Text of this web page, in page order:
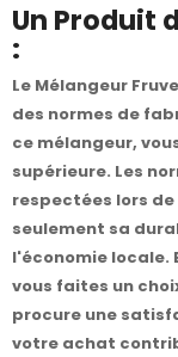
Un Produit
:
Le Mélangeur
des normes de
ce mélangeur,
supérieure. Les
respectées lors
seulement sa
l'économie locale.
vous faites un
procure une
votre achat